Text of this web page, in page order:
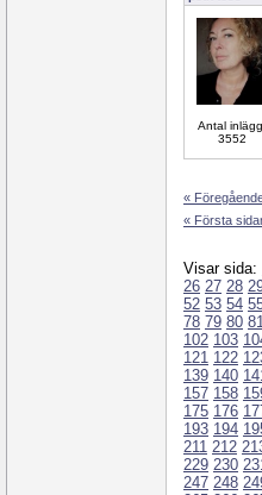
Antal
3552
«
« Första
Visar sida:
26 27 28
52 53 54
78 79 80
102 103
121 122
139 140
157 158
175 176
193 194
211 212
229 230
247 248